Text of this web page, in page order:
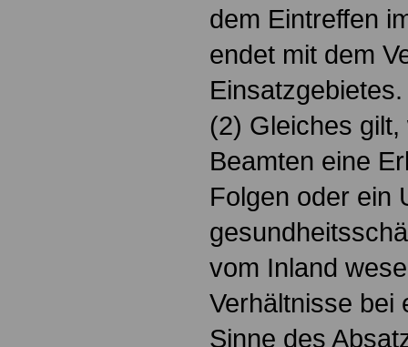
dem Eintreffen
endet mit dem
Einsatzgebietes.
(2) Gleiches
Beamten eine
Folgen oder ein
vom Inland
Verhältnisse bei
Sinne des